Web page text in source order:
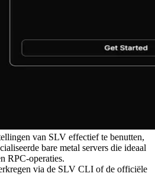
van SLV effectief te benutten,
bare metal servers die ideaal
RPC-operaties.
via de SLV CLI of de officiële